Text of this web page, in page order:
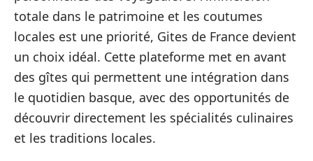
totale dans le patrimoine et les coutumes
locales est une priorité, Gites de France devient
un choix idéal. Cette plateforme met en avant
des gîtes qui permettent une intégration dans
le quotidien basque, avec des opportunités de
découvrir directement les spécialités culinaires
et les traditions locales.